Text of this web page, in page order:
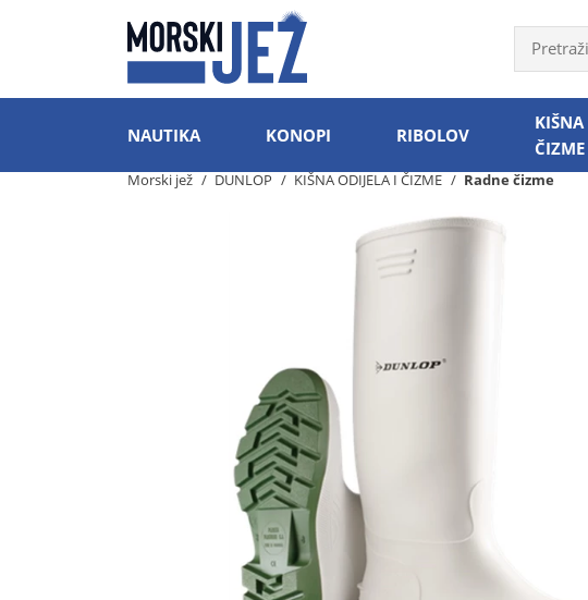
NAUTIKA KONOPI RIBOLOV
KIŠNA
ČIZME
Morski jež DUNLOP KIŠNA ODIJELA I ČIZME Radne čizme